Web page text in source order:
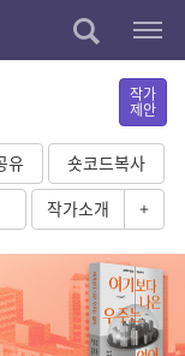
작가
제안
유
숏코드복사
작가소개 +